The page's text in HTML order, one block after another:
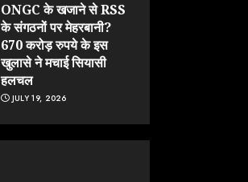
ONGC के खजाने से RSS
के संगठनों पर मेहरबानी?
670 करोड़ रुपये के इस
खुलासे ने मचाई सियासी
हलचल
JULY 19, 2026
Sonam Wangchuk